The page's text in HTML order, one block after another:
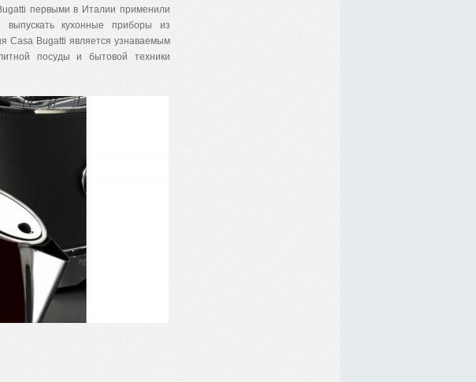
первыми в Италии применили
кухонные приборы из
Casa Bugatti является узнаваемым
посуды и бытовой техники